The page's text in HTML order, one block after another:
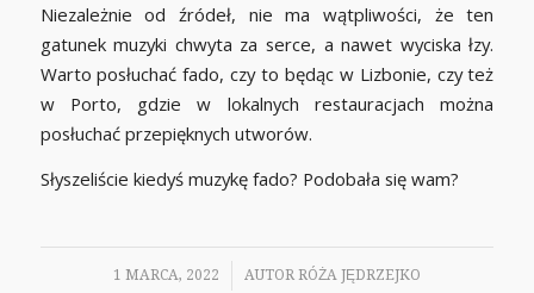
Niezależnie od źródeł, nie ma wątpliwości, że ten
gatunek muzyki chwyta za serce, a nawet wyciska łzy.
Warto posłuchać fado, czy to będąc w Lizbonie, czy też
w Porto, gdzie w lokalnych restauracjach można
posłuchać przepięknych utworów.
Słyszeliście kiedyś muzykę fado? Podobała się wam?
1 MARCA, 2022
/ AUTOR RÓŻA JĘDRZEJKO